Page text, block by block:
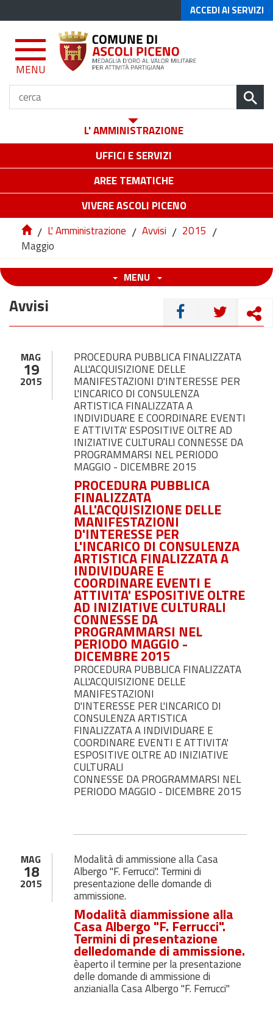
ACCEDI AI SERVIZI
MENU
L' AMMINISTRAZIONE
UFFICI E SERVIZI
AREE TEMATICHE
VIVERE ASCOLI PICENO
/ L' Amministrazione / Avvisi / 2015 /
Maggio
MENU
CONDIVIDI
Avvisi
MAG
19
2015
PROCEDURA PUBBLICA FINALIZZATA
ALL'ACQUISIZIONE DELLE
MANIFESTAZIONI D'INTERESSE PER
L'INCARICO DI CONSULENZA
ARTISTICA FINALIZZATA A
INDIVIDUARE E COORDINARE EVENTI
E ATTIVITA' ESPOSITIVE OLTRE AD
INIZIATIVE CULTURALI CONNESSE DA
PROGRAMMARSI NEL PERIODO
MAGGIO - DICEMBRE 2015
PROCEDURA PUBBLICA
FINALIZZATA
ALL'ACQUISIZIONE DELLE
MANIFESTAZIONI
D'INTERESSE PER
L'INCARICO DI CONSULENZA
ARTISTICA FINALIZZATA A
INDIVIDUARE E
COORDINARE EVENTI E
ATTIVITA' ESPOSITIVE OLTRE
AD INIZIATIVE CULTURALI
CONNESSE DA
PROGRAMMARSI NEL
PERIODO MAGGIO -
DICEMBRE 2015
PROCEDURA PUBBLICA FINALIZZATA
ALL'ACQUISIZIONE DELLE
MANIFESTAZIONI
D'INTERESSE PER L'INCARICO DI
CONSULENZA ARTISTICA
FINALIZZATA A INDIVIDUARE E
COORDINARE EVENTI E ATTIVITA'
ESPOSITIVE OLTRE AD INIZIATIVE
CULTURALI
CONNESSE DA PROGRAMMARSI NEL
PERIODO MAGGIO - DICEMBRE 2015
MAG
18
2015
Modalità di ammissione alla Casa
Albergo "F. Ferrucci". Termini di
presentazione delle domande di
ammissione.
Modalità diammissione alla
Casa Albergo "F. Ferrucci".
Termini di presentazione
delledomande di ammissione.
èaperto il termine per la presentazione
delle domande di ammissione di
anzianialla Casa Albergo "F. Ferrucci"